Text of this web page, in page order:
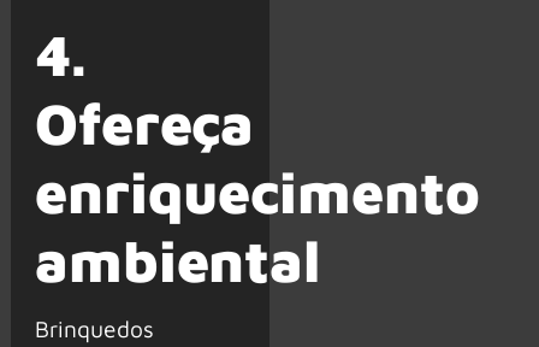
4.
Ofereça
enriquecimento
ambiental
Brinquedos